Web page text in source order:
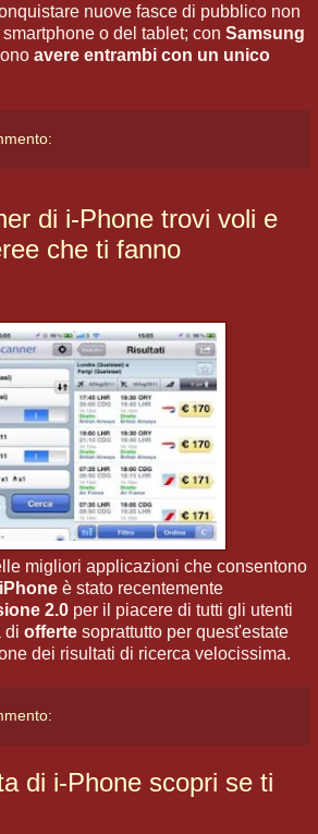
nuove fasce di pubblico non
o del tablet; con Samsung
avere entrambi con un unico
di i-Phone trovi voli e
che ti fanno
migliori applicazioni che consentono
è stato recentemente
2.0 per il piacere di tutti gli utenti
di offerte soprattutto per quest'estate
dei risultati di ricerca velocissima.
di i-Phone scopri se ti